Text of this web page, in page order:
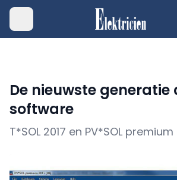
De nieuwste generatie
software
T*SOL 2017 en PV*SOL premium